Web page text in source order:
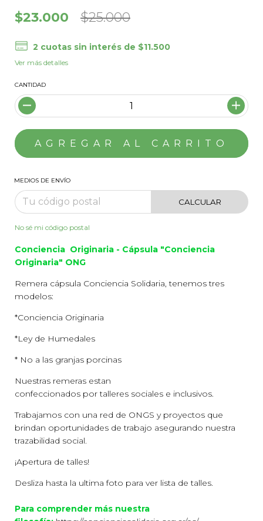
$23.000 $25.000
2 cuotas sin interés de $11.500
Ver más detalles
CANTIDAD
MEDIOS DE ENVÍO
CALCULAR
No sé mi código postal
Conciencia Originaria - Cápsula "Conciencia
Originaria" ONG
Remera cápsula Conciencia Solidaria, tenemos tres
modelos:
*Conciencia Originaria
*Ley de Humedales
* No a las granjas porcinas
Nuestras remeras estan
confeccionados por talleres sociales e inclusivos.
Trabajamos con una red de ONGS y proyectos que
brindan oportunidades de trabajo asegurando nuestra
trazabilidad social.
¡Apertura de talles!
Desliza hasta la ultima foto para ver lista de talles.
Para comprender más nuestra